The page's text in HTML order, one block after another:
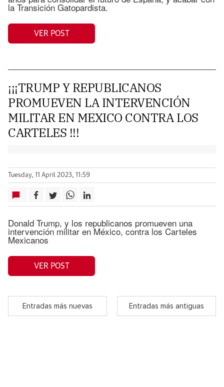
la Transición Gatopardista.
VER POST
¡¡¡TRUMP Y REPUBLICANOS
PROMUEVEN LA INTERVENCIÓN
MILITAR EN MEXICO CONTRA LOS
CARTELES !!!
Tuesday, 11 April 2023, 11:59
Donald Trump, y los republicanos promueven una
intervención militar en México, contra los Carteles
Mexicanos
VER POST
Entradas más nuevas Entradas más antiguas